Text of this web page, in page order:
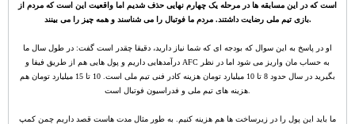
است که در این مسابقه ها در مرحله یک چهارم نهایی حذف شدیم اما واقعیت این است که مردم از
بازی تیم ملی رضایت داشتند. مردم ما فوتبال را می شناسند و همه چیز را می بینند.
او در پاسخ به این سوال که بودجه ای که شما نیاز دارید، دقیقا چقدر است گفت: در طول سال ما
درآمدهایی داریم و پول هایی هم از طریق فیفا و AFC به حساب مان واریز می شود اما در نظر
بگیرید در سال حدود 8 تا 10 میلیارد تومان هزینه کادر فنی تیم ملی است. 10 تا 15 میلیارد تومان هم
ما باید این پول را در زیرساخت ها هم هزینه کنیم. به طور مثال مدت هاست قصد داریم چمن کمپ